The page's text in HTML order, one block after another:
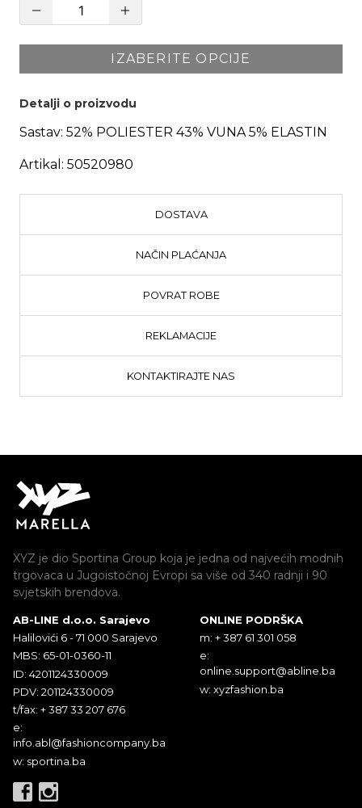
IZABERITE OPCIJE
Detalji o proizvodu
Sastav: 52% POLIESTER 43% VUNA 5% ELASTIN
Artikal: 50520980
DOSTAVA
NAČIN PLAĆANJA
POVRAT ROBE
REKLAMACIJE
KONTAKTIRAJTE NAS
XYZ je dio Sportina Group koja je jedna od najvećih modnih
trgovaca u Jugoistočnoj Evropi sa više od 340 radnji i 90
svjetskih brendova.
AB-LINE d.o.o. Sarajevo
Halilovići 6 - 71 000 Sarajevo
MBS: 65-01-0360-11
ID: 4201124330009
PDV: 201124330009
t/fax: + 387 33 207 676
e:
info.abl@fashioncompany.ba
w: sportina.ba
ONLINE PODRŠKA
m: + 387 61 301 058
e:
online.support@abline.ba
w: xyzfashion.ba